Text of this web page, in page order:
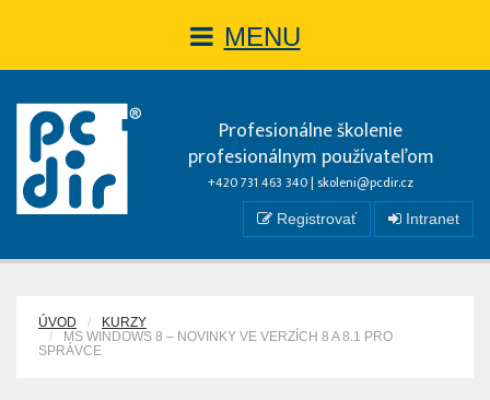
MENU
Profesionálne školenie
profesionálnym používateľom
+420 731 463 340 | skoleni@pcdir.cz
Registrovať Intranet
ÚVOD
KURZY
MS WINDOWS 8 – NOVINKY VE VERZÍCH 8 A 8.1 PRO
SPRÁVCE